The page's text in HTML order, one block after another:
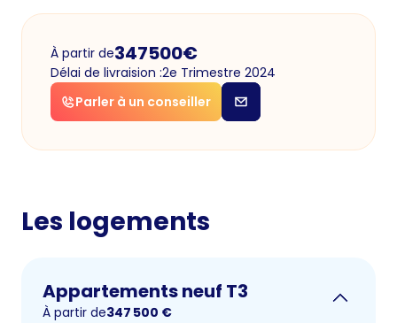
À partir de347500€
Délai de livraision :2e Trimestre 2024
Parler à un conseiller
Les logements
Appartements neuf T3
À partir de347 500 €